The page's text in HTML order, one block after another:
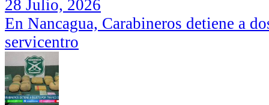
28 Julio, 2026
En Nancagua, Carabineros detiene a
servicentro